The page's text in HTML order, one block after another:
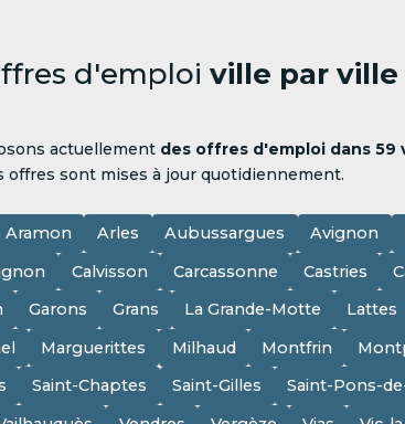
d'emploi ville par ville
actuellement des offres d'emploi dans 59
offres sont mises à jour quotidiennement.
Aramon Arles Aubussargues Avignon
Calvisson Carcassonne Castries
Garons Grans La Grande-Motte Lattes
Marguerittes Milhaud Montfrin
Saint-Chaptes Saint-Gilles Saint-Pons-